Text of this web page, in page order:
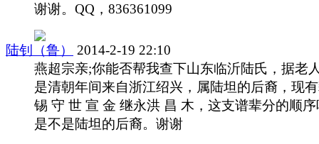
谢谢。QQ，836361099
陆钊（鲁）
2014-2-19 22:10
燕超宗亲;你能否帮我查下山东临沂陆氏，据老
是清朝年间来自浙江绍兴，属陆坦的后裔，现
锡 守 世 宣 金 继永洪 昌 木，这支谱辈分的顺
是不是陆坦的后裔。谢谢